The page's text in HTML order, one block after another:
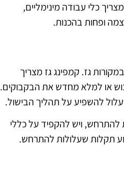
כלי עבודה מינימליים,
ופחות בהכנות.
גז. קמפינג גז מצריך
או למלא מחדש את הבקבוקים.
להשפיע על תהליך הבישול.
להתרחש, ויש להקפיד על כללי
תקלות שעלולות להתרחש.